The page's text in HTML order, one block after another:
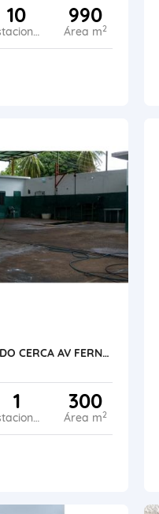
10
Estacionamiento
990
Área m2
SE ALQUILA TALLER EQUIPADO CERCA AV FERNANDEZ PADILLA VE45-218SJG-LGUE
1
Estacionamiento
300
Área m2